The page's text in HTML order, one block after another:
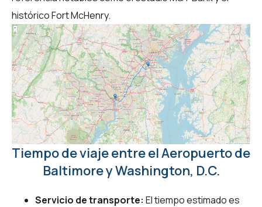
histórico Fort McHenry.
Tiempo de viaje entre el Aeropuerto de
Baltimore y Washington, D.C.
Servicio de transporte: El tiempo estimado es